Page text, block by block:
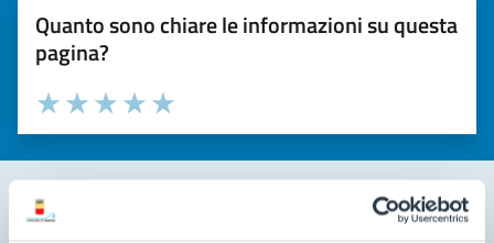
Quanto sono chiare le informazioni su questa
pagina?
Valuta la chiarezza delle informazioni (da 1 a 5 stelle)
Seleziona il numero di stelle per valutare la chiarezza delle
Valuta 5 stelle su 5
Valuta 4 stelle su 5
Valuta 3 stelle su 5
Valuta 2 stelle su 5
Valuta 1 stelle su 5